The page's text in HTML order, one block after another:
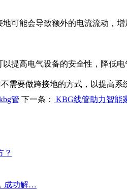
能会导致额外的电流流动，增
高电气设备的安全性，降低电
需要做跨接地的方式，以提高系
管 下一条： KBG线管助力智能
？
成功解…